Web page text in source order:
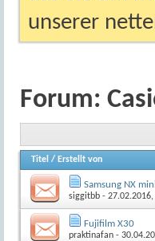
unserer
Forum:
Titel / Erstellt von
Samsung NX
siggitbb -
Fujifilm X30
praktinafan -